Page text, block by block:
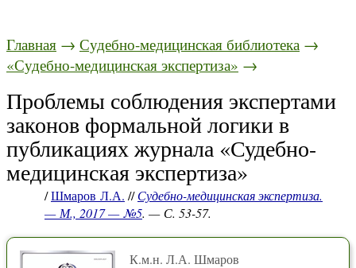
Главная → Судебно-медицинская библиотека →
«Судебно-медицинская экспертиза» →
Проблемы соблюдения экспертами
законов формальной логики в
публикациях журнала «Судебно-
медицинская экспертиза»
/Шмаров Л.А. //Судебно-медицинская экспертиза.
— М., 2017 — №5. — С. 53-57.
К.м.н. Л.А. Шмаров